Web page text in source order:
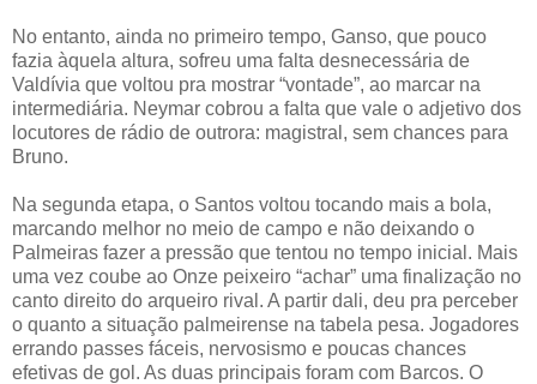
No entanto, ainda no primeiro tempo, Ganso, que pouco
fazia àquela altura, sofreu uma falta desnecessária de
Valdívia que voltou pra mostrar “vontade”, ao marcar na
intermediária. Neymar cobrou a falta que vale o adjetivo dos
locutores de rádio de outrora: magistral, sem chances para
Bruno.
Na segunda etapa, o Santos voltou tocando mais a bola,
marcando melhor no meio de campo e não deixando o
Palmeiras fazer a pressão que tentou no tempo inicial. Mais
uma vez coube ao Onze peixeiro “achar” uma finalização no
canto direito do arqueiro rival. A partir dali, deu pra perceber
o quanto a situação palmeirense na tabela pesa. Jogadores
errando passes fáceis, nervosismo e poucas chances
efetivas de gol. As duas principais foram com Barcos. O